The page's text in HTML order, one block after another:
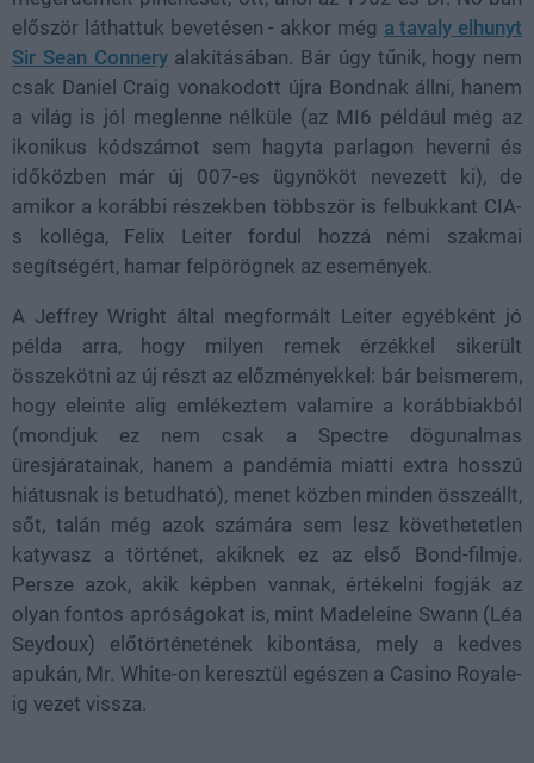
először láthattuk bevetésen - akkor még a tavaly elhunyt
Sir Sean Conneryalakításában. Bár úgy tűnik, hogy nem
csak Daniel Craig vonakodott újra Bondnak állni, hanem
a világ is jól meglenne nélküle (az MI6 például még az
ikonikus kódszámot sem hagyta parlagon heverni és
időközben már új 007-es ügynököt nevezett ki), de
amikor a korábbi részekben többször is felbukkant CIA-
s kolléga, Felix Leiter fordul hozzá némi szakmai
segítségért, hamar felpörögnek az események.
A Jeffrey Wright által megformált Leiter egyébként jó
példa arra, hogy milyen remek érzékkel sikerült
összekötni az új részt az előzményekkel: bár beismerem,
hogy eleinte alig emlékeztem valamire a korábbiakból
(mondjuk ez nem csak a Spectre dögunalmas
üresjáratainak, hanem a pandémia miatti extra hosszú
hiátusnak is betudható), menet közben minden összeállt,
sőt, talán még azok számára sem lesz követhetetlen
katyvasz a történet, akiknek ez az első Bond-filmje.
Persze azok, akik képben vannak, értékelni fogják az
olyan fontos apróságokat is, mint Madeleine Swann (Léa
Seydoux) előtörténetének kibontása, mely a kedves
apukán, Mr. White-on keresztül egészen a Casino Royale-
ig vezet vissza.